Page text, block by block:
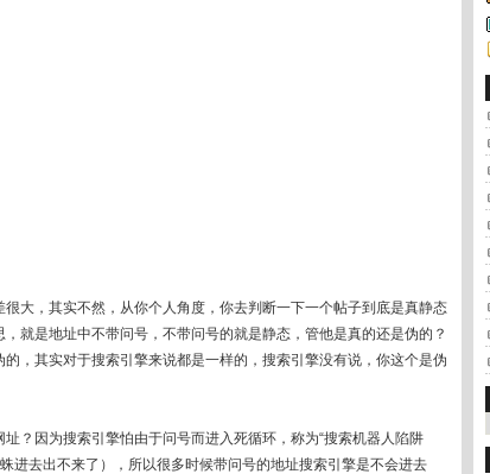
大，其实不然，从你个人角度，你去判断一下一个帖子到底是真静态
就是地址中不带问号，不带问号的就是静态，管他是真的还是伪的？
，其实对于搜索引擎来说都是一样的，搜索引擎没有说，你这个是伪
？因为搜索引擎怕由于问号而进入死循环，称为“搜索机器人陷阱
进去出不来了），所以很多时候带问号的地址搜索引擎是不会进去